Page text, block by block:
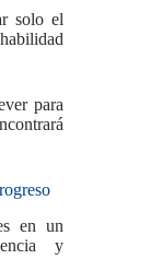
solo el
para
en un
y